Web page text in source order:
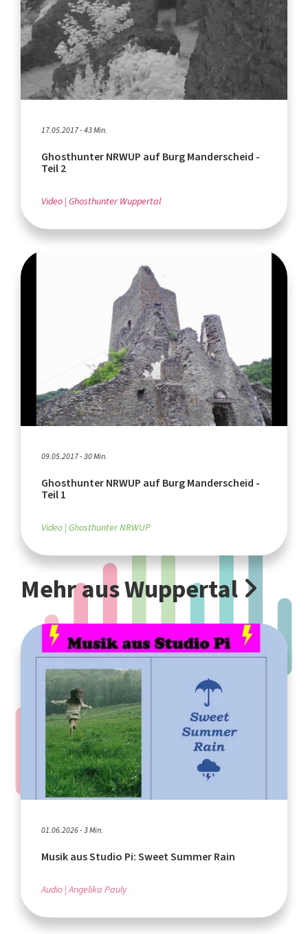
17.05.2017 - 43 Min.
Ghosthunter NRWUP auf Burg Manderscheid -
Teil 2
Video Ghosthunter Wuppertal
09.05.2017 - 30 Min.
Ghosthunter NRWUP auf Burg Manderscheid -
Teil 1
Video Ghosthunter NRWUP
Mehr aus Wuppertal
01.06.2026 - 3 Min.
Musik aus Studio Pi: Sweet Summer Rain
Audio Angelika Pauly